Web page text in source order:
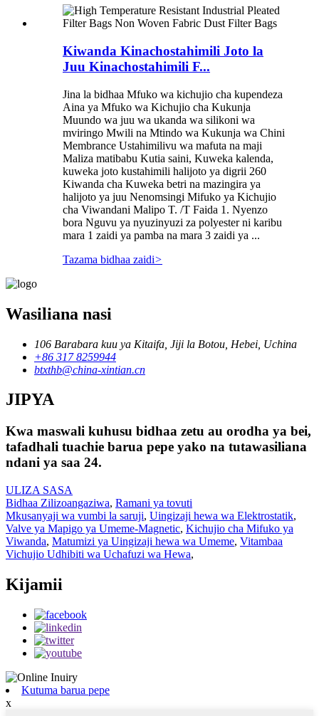
Kiwanda Kinachostahimili Joto la
Juu Kinachostahimili F...
Jina la bidhaa Mfuko wa kichujio cha kupendeza
Aina ya Mfuko wa Kichujio cha Kukunja
Muundo wa juu wa ukanda wa silikoni wa
mviringo Mwili na Mtindo wa Kukunja wa Chini
Membrance Ustahimilivu wa mafuta na maji
Maliza matibabu Kutia saini, Kuweka kalenda,
kuweka joto kustahimili halijoto ya digrii 260
Kiwanda cha Kuweka betri na mazingira ya
halijoto ya juu Nenomsingi Mifuko ya Kichujio
cha Viwandani Malipo T. /T Faida 1. Nyenzo
bora Nguvu ya nyuzinyuzi za polyester ni karibu
mara 1 zaidi ya pamba na mara 3 zaidi ya ...
Tazama bidhaa zaidi>
Wasiliana nasi
106 Barabara kuu ya Kitaifa, Jiji la Botou, Hebei, Uchina
+86 317 8259944
btxthb@china-xintian.cn
JIPYA
Kwa maswali kuhusu bidhaa zetu au orodha ya bei,
tafadhali tuachie barua pepe yako na tutawasiliana
ndani ya saa 24.
ULIZA SASA
Bidhaa Zilizoangaziwa, Ramani ya tovuti
Mkusanyaji wa vumbi la saruji, Uingizaji hewa wa Elektrostatik,
Valve ya Mapigo ya Umeme-Magnetic, Kichujio cha Mifuko ya
Viwanda, Matumizi ya Uingizaji hewa wa Umeme, Vitambaa
Vichujio Udhibiti wa Uchafuzi wa Hewa,
Kijamii
Kutuma barua pepe
x